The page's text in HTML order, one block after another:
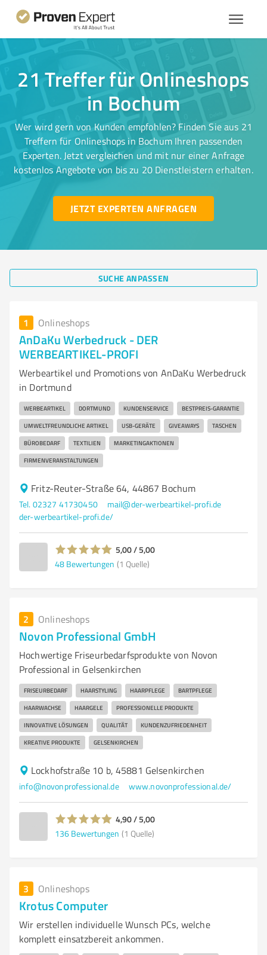
21 Treffer für Onlineshops
in Bochum
Wer wird gern von Kunden empfohlen? Finden Sie aus 21
Treffern für Onlineshops in Bochum Ihren passenden
Experten. Jetzt vergleichen und mit nur einer Anfrage
kostenlos Angebote von bis zu 20 Dienstleistern erhalten.
JETZT EXPERTEN ANFRAGEN
SUCHE ANPASSEN
1 Onlineshops
AnDaKu Werbedruck - DER
WERBEARTIKEL-PROFI
Werbeartikel und Promotions von AnDaKu Werbedruck
in Dortmund
WERBEARTIKEL DORTMUND KUNDENSERVICE BESTPREIS-GARANTIE
UMWELTFREUNDLICHE ARTIKEL USB-GERÄTE GIVEAWAYS TASCHEN
BÜROBEDARF TEXTILIEN MARKETINGAKTIONEN
FIRMENVERANSTALTUNGEN
Fritz-Reuter-Straße 64, 44867 Bochum
Tel. 02327 41730450
mail@der-werbeartikel-profi.de
der-werbeartikel-profi.de/
5,00 / 5,00
48 Bewertungen (1 Quelle)
2 Onlineshops
Novon Professional GmbH
Hochwertige Friseurbedarfsprodukte von Novon
Professional in Gelsenkirchen
FRISEURBEDARF HAARSTYLING HAARPFLEGE BARTPFLEGE
HAARWACHSE HAARGELE PROFESSIONELLE PRODUKTE
INNOVATIVE LÖSUNGEN QUALITÄT KUNDENZUFRIEDENHEIT
KREATIVE PRODUKTE GELSENKIRCHEN
Lockhofstraße 10 b, 45881 Gelsenkirchen
info@novonprofessional.de www.novonprofessional.de/
4,90 / 5,00
136 Bewertungen (1 Quelle)
3 Onlineshops
Krotus Computer
Wir erstellen individuelle Wunsch PCs, welche
komplett einsatzbereit ankommen.